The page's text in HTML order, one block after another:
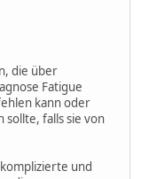
die über
Fatigue
kann oder
sollte, falls sie von
und